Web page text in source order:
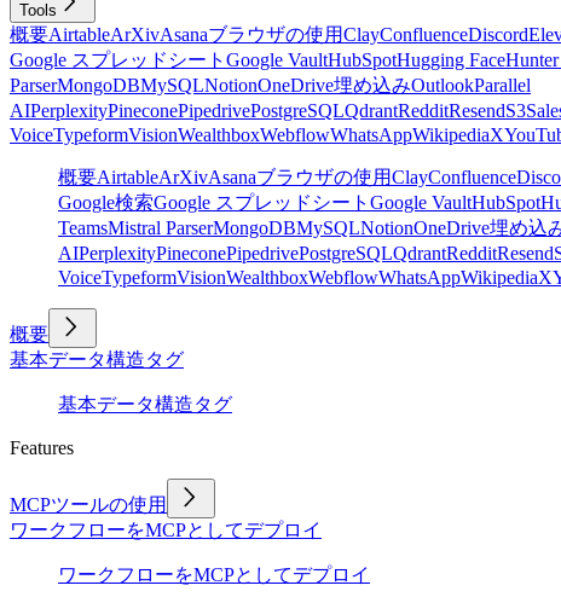
Tools
概要AirtableArXivAsanaブラウザの使用ClayConfluenceDiscord
Google スプレッドシート Google VaultHubSpotHugging Face
ParserMongoDBMySQLNotionOneDrive埋め込みOutlookParallel
AIPerplexityPineconePipedrivePostgreSQLQdrantRedditResendS3
VoiceTypeformVisionWealthboxWebflowWhatsAppWikipediaX
概要AirtableArXivAsanaブラウザの使用ClayConfluence
Google検索Google スプレッドシート Google VaultHubSpot
TeamsMistral ParserMongoDBMySQLNotionOneDrive埋め込
AIPerplexityPineconePipedrivePostgreSQLQdrantRedditResend
VoiceTypeformVisionWealthboxWebflowWhatsAppWikipediaX
概要
基本データ構造タグ
基本データ構造タグ
Features
MCPツールの使用
ワークフローをMCPとしてデプロイ
ワークフローをMCPとしてデプロイ